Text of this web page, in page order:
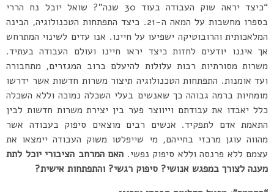
“כיצד יראה שוק העבודה בעוד 30 שנה”? שואל יובל נח הררי
בספרו מחשבות על המאה ה-21. כיצד התפתחות הטכנולוגיה, הבינה
המלאכותית והרובוטיקה ישפיעו על חיינו. אנו עדים לשינוי המתרחש
אך איננו יודעים לחזות כיצד יראו חיינו ועולם העבודה בעתיד.
משרות מסורתיות רבות עלולות להיעלם ברוב המגזרים, מתחבורה
ועד אומנות. התפתחות הטכנולוגיה תיצור משרות חדשות אשר ידרשו
מומחיות ברמה גבוהה כך שאנשים בעלי השכלה נמוכה וללא השכלה
כלל יאבדו את עבודתם וייווצר פער בין יצירת משרות חדשות לבין
התאמת אדם לתפקיד. אנשים רבים מוצאים סיפוק בעבודה אשר
מהווה עוגן מרכזי בחייהם, מי שייפלטו משוק העבודה יימצאו את
עצמם ללא פרנסה וללא סיפוק נפשי. האם המרחב הציבורי יוכל לתת
מענה לצורך במפגש אנושי? סיפוק רגשי? והתפתחות אישית?